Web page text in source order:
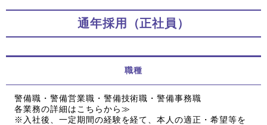
通年採用（正社員）
職種
警備職・警備営業職・警備技術職・警備事務職
各業務の詳細はこちらから≫
※入社後、一定期間の経験を経て、本人の適正・希望等を